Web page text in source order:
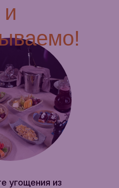
угощения из
и